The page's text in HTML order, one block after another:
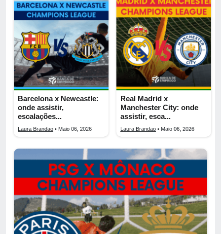
Barcelona x Newcastle:
onde assistir,
escalações...
Laura Brandao • Maio 06, 2026
Real Madrid x
Manchester City: onde
assistir, esca...
Laura Brandao • Maio 06, 2026